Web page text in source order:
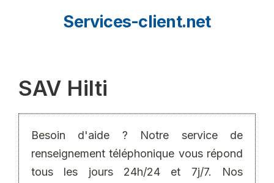
Services-client.net
SAV Hilti
Besoin d'aide ? Notre service de
renseignement téléphonique vous répond
tous les jours 24h/24 et 7j/7. Nos